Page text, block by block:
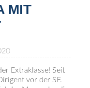
MIT
Extraklasse! Seit
vor der SF.